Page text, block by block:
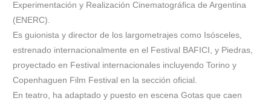
Experimentación y Realización Cinematográfica de Argentina
(ENERC).
Es guionista y director de los largometrajes como Isósceles,
estrenado internacionalmente en el Festival BAFICI, y Piedras,
proyectado en Festival internacionales incluyendo Torino y
Copenhaguen Film Festival en la sección oficial.
En teatro, ha adaptado y puesto en escena Gotas que caen